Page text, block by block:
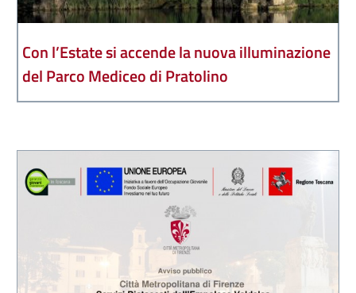
Con l’Estate si accende la nuova illuminazione
del Parco Mediceo di Pratolino